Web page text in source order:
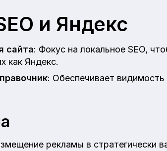
и Яндекс
сайта: Фокус на локальное SEO,
как Яндекс.
: Обеспечивает
рекламы в стратегически